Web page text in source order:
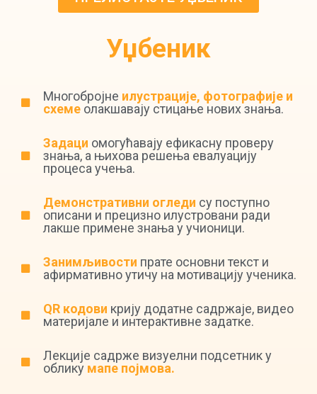
Уџбеник
Многобројне илустрације, фотографије и
схемеолакшавају стицање нових знања.
Задаци омогућавају ефикасну проверу
знања, а њихова решења евалуацију
процеса учења.
Демонстративни огледи су поступно
описани и прецизно илустровани ради
лакше примене знања у учионици.
Занимљивости прате основни текст и
афирмативно утичу на мотивацију ученика.
QR кодови крију додатне садржаје, видео
материјале и интерактивне задатке.
Лекције садрже визуелни подсетник у
облику мапе појмова.